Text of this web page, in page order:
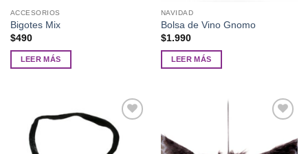
ACCESORIOS
Bigotes Mix
$490
LEER MÁS
NAVIDAD
Bolsa de Vino Gnomo
$1.990
LEER MÁS
Añadir
lista de
lista de